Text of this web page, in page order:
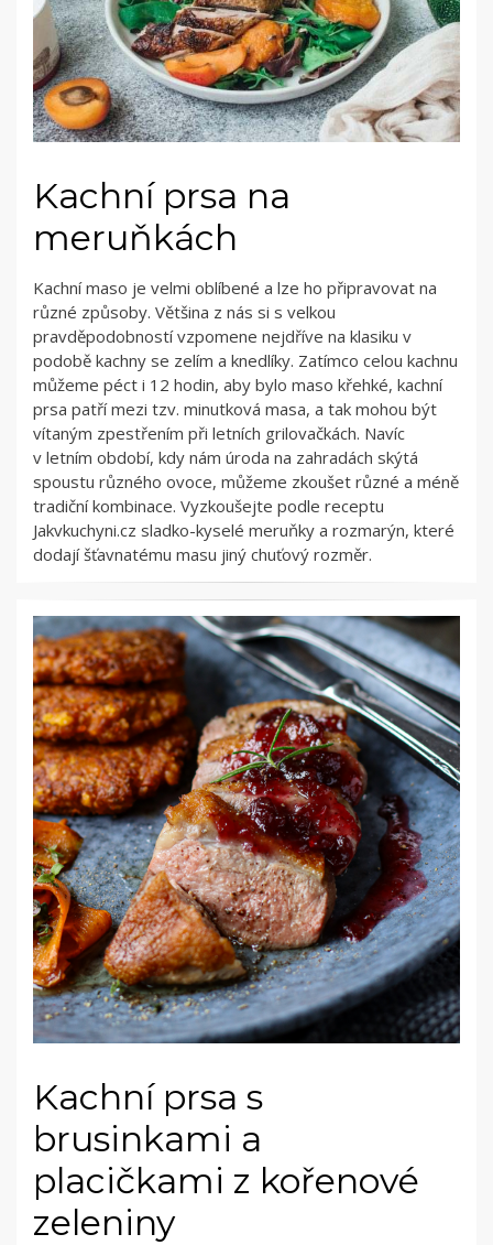
Kachní prsa na
meruňkách
Kachní maso je velmi oblíbené a lze ho připravovat na
různé způsoby. Většina z nás si s velkou
pravděpodobností vzpomene nejdříve na klasiku v
podobě kachny se zelím a knedlíky. Zatímco celou kachnu
můžeme péct i 12 hodin, aby bylo maso křehké, kachní
prsa patří mezi tzv. minutková masa, a tak mohou být
vítaným zpestřením při letních grilovačkách. Navíc
v letním období, kdy nám úroda na zahradách skýtá
spoustu různého ovoce, můžeme zkoušet různé a méně
tradiční kombinace. Vyzkoušejte podle receptu
Jakvkuchyni.cz sladko-kyselé meruňky a rozmarýn, které
dodají šťavnatému masu jiný chuťový rozměr.
Kachní prsa s
brusinkami a
placičkami z kořenové
zeleniny